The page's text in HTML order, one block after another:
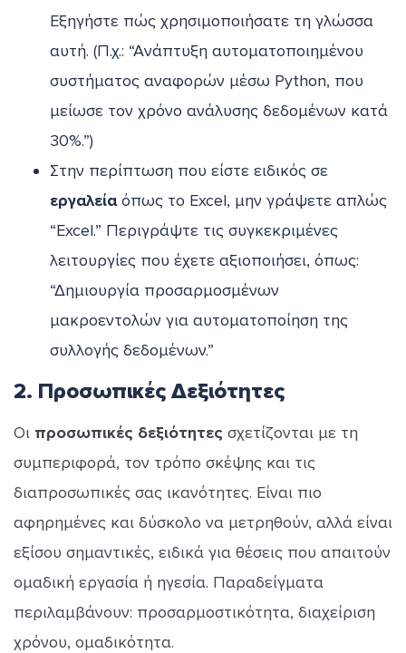
Εξηγήστε πώς χρησιμοποιήσατε τη γλώσσα
αυτή. (Π.χ.: “Ανάπτυξη αυτοματοποιημένου
συστήματος αναφορών μέσω Python, που
μείωσε τον χρόνο ανάλυσης δεδομένων κατά
30%.”)
Στην περίπτωση που είστε ειδικός σε
εργαλείαόπως το Excel, μην γράψετε απλώς
“Excel.” Περιγράψτε τις συγκεκριμένες
λειτουργίες που έχετε αξιοποιήσει, όπως:
“Δημιουργία προσαρμοσμένων
μακροεντολών για αυτοματοποίηση της
συλλογής δεδομένων.”
2. Προσωπικές Δεξιότητες
Οι προσωπικές δεξιότητες σχετίζονται με τη
συμπεριφορά, τον τρόπο σκέψης και τις
διαπροσωπικές σας ικανότητες. Είναι πιο
αφηρημένες και δύσκολο να μετρηθούν, αλλά είναι
εξίσου σημαντικές, ειδικά για θέσεις που απαιτούν
ομαδική εργασία ή ηγεσία. Παραδείγματα
περιλαμβάνουν: προσαρμοστικότητα, διαχείριση
χρόνου, ομαδικότητα.